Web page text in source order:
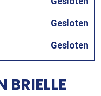
Gesloten
Gesloten
BRIELLE